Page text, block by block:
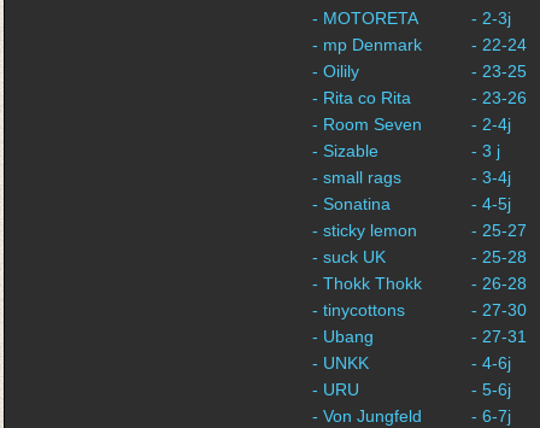
- MOTORETA
- mp Denmark
- Oilily
- Rita co Rita
- Room Seven
- Sizable
- small rags
- Sonatina
- sticky lemon
- suck UK
- Thokk Thokk
- tinycottons
- Ubang
- UNKK
- URU
- Von Jungfeld
- 2-3j
- 22-24
- 23-25
- 23-26
- 2-4j
- 3 j
- 3-4j
- 4-5j
- 25-27
- 25-28
- 26-28
- 27-30
- 27-31
- 4-6j
- 5-6j
- 6-7j